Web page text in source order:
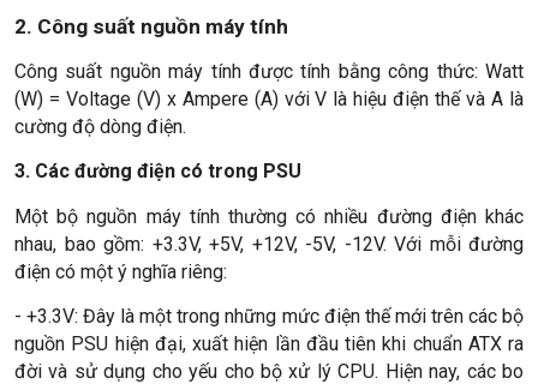
2. Công suất nguồn máy tính
Công suất nguồn máy tính được tính bằng công thức: Watt
(W) = Voltage (V) x Ampere (A) với V là hiệu điện thế và A là
cường độ dòng điện.
3. Các đường điện có trong PSU
Một bộ nguồn máy tính thường có nhiều đường điện khác
nhau, bao gồm: +3.3V, +5V, +12V, -5V, -12V. Với mỗi đường
điện có một ý nghĩa riêng:
- +3.3V: Đây là một trong những mức điện thế mới trên các bộ
nguồn PSU hiện đại, xuất hiện lần đầu tiên khi chuẩn ATX ra
đời và sử dụng cho yếu cho bộ xử lý CPU. Hiện nay, các bo